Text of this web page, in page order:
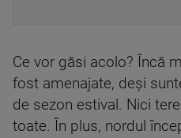
Ce vor găsi acolo? Încă
fost amenajate, deși
de sezon estival. Nici
toate. În plus, nordul